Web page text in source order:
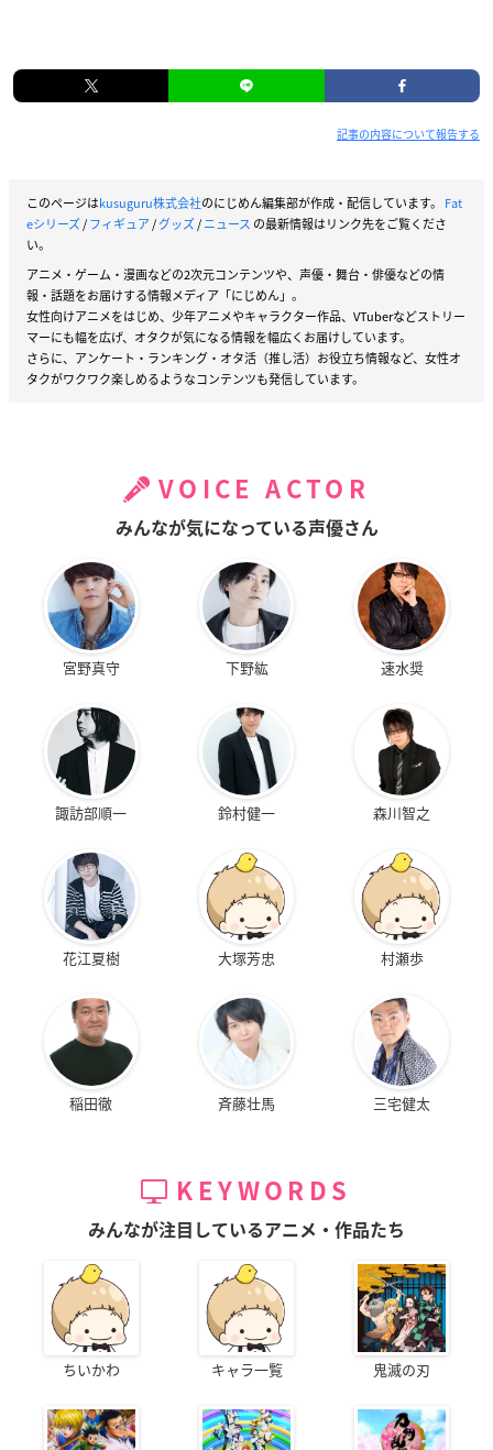
記事の内容について報告する
このページはkusuguru株式会社のにじめん編集部が作成・配信しています。 Fat
eシリーズ/フィギュア/グッズ/ニュース の最新情報はリンク先をご覧くださ
い。
アニメ・ゲーム・漫画などの2次元コンテンツや、声優・舞台・俳優などの情
報・話題をお届けする情報メディア「にじめん」。
女性向けアニメをはじめ、少年アニメやキャラクター作品、VTuberなどストリー
マーにも幅を広げ、オタクが気になる情報を幅広くお届けしています。
さらに、アンケート・ランキング・オタ活（推し活）お役立ち情報など、女性オ
タクがワクワク楽しめるようなコンテンツも発信しています。
VOICE ACTOR
みんなが気になっている声優さん
宮野真守 下野紘 速水奨
諏訪部順一 鈴村健一 森川智之
花江夏樹 大塚芳忠 村瀬歩
稲田徹 斉藤壮馬 三宅健太
KEYWORDS
みんなが注目しているアニメ・作品たち
ちいかわ キャラ一覧 鬼滅の刃